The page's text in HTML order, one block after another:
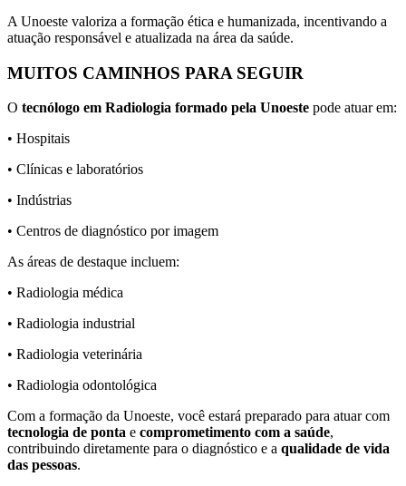
A Unoeste valoriza a formação ética e humanizada, incentivando a
atuação responsável e atualizada na área da saúde.
MUITOS CAMINHOS PARA SEGUIR
O tecnólogo em Radiologia formado pela Unoeste pode atuar em:
• Hospitais
• Clínicas e laboratórios
• Indústrias
• Centros de diagnóstico por imagem
As áreas de destaque incluem:
• Radiologia médica
• Radiologia industrial
• Radiologia veterinária
• Radiologia odontológica
Com a formação da Unoeste, você estará preparado para atuar com
tecnologia de ponta e comprometimento com a saúde,
contribuindo diretamente para o diagnóstico e a qualidade de vida
das pessoas.